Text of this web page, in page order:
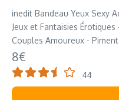
inedit Bandeau Yeux Sexy
Jeux et Fantaisies
Couples Amoureux -
8€
44